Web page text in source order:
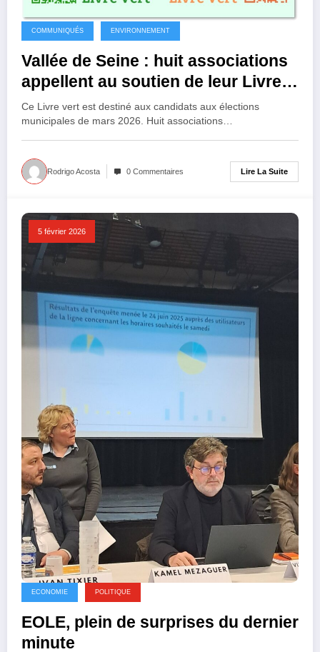
COMMUNIQUÉS ENVIRONNEMENT
Vallée de Seine : huit associations
appellent au soutien de leur Livre
vert
Ce Livre vert est destiné aux candidats aux élections
municipales de mars 2026. Huit associations…
Rodrigo Acosta 0 Commentaires Lire La Suite
5 février 2026
ECONOMIE POLITIQUE
EOLE, plein de surprises du dernier
minute